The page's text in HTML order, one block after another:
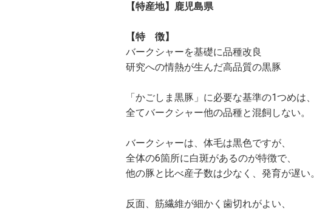
【特産地】鹿児島県
【特 徴】
バークシャーを基礎に品種改良
研究への情熱が生んだ高品質の黒豚
「かごしま黒豚」に必要な基準の1つめは、
全てバークシャー他の品種と混飼しない。
バークシャーは、体毛は黒色ですが、
全体の6箇所に白斑があるのが特徴で、
他の豚と比べ産子数は少なく、発育が遅い。
反面、筋繊維が細かく歯切れがよい、